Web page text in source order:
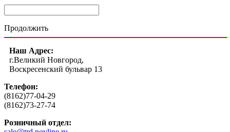
Продолжить
Наш Адрес:
г.Великий Новгород,
Воскресенский бульвар 13
Телефон:
(8162)77-04-29
(8162)73-27-74
Розничный отдел: